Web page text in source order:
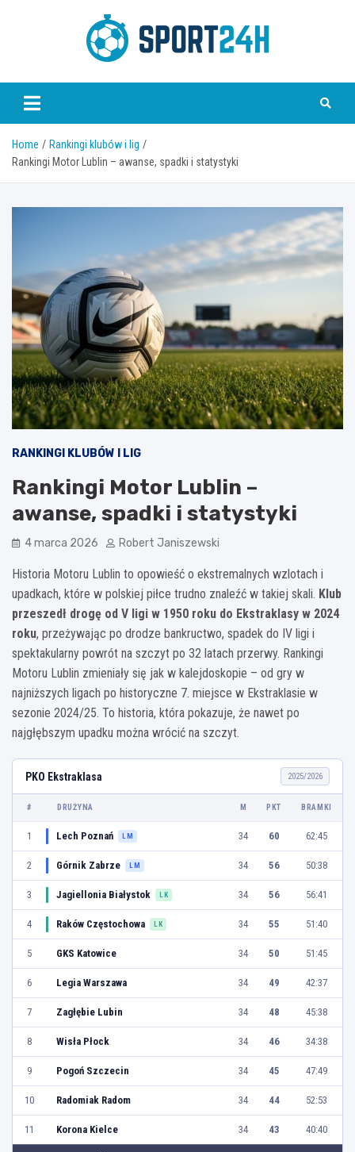
Sport 24h
Home
Rankingi klubów i lig
Rankingi Motor Lublin – awanse, spadki i statystyki
RANKINGI KLUBÓW I LIG
Rankingi Motor Lublin –
awanse, spadki i statystyki
4 marca 2026 Robert Janiszewski
Historia Motoru Lublin to opowieść o ekstremalnych wzlotach i
upadkach, które w polskiej piłce trudno znaleźć w takiej skali. Klub
przeszedł drogę od V ligi w 1950 roku do Ekstraklasy w 2024
roku, przeżywając po drodze bankructwo, spadek do IV ligi i
spektakularny powrót na szczyt po 32 latach przerwy. Rankingi
Motoru Lublin zmieniały się jak w kalejdoskopie – od gry w
najniższych ligach po historyczne 7. miejsce w Ekstraklasie w
sezonie 2024/25. To historia, która pokazuje, że nawet po
najgłębszym upadku można wrócić na szczyt.
PKO Ekstraklasa 2025/2026
# DRUŻYNA M PKT BRAMKI
1 Lech Poznań LM 34 60 62:45
2 Górnik Zabrze LM 34 56 50:38
3 Jagiellonia Białystok LK 34 56 56:41
4 Raków Częstochowa LK 34 55 51:40
5 GKS Katowice 34 50 51:45
6 Legia Warszawa 34 49 42:37
7 Zagłębie Lubin 34 48 45:38
8 Wisła Płock 34 46 34:38
9 Pogoń Szczecin 34 45 47:49
10 Radomiak Radom 34 44 52:53
11 Korona Kielce 34 43 40:40